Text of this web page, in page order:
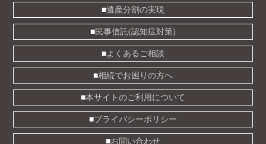
遺産分割の実現
民事信託(認知症対策)
よくあるご相談
相続でお困りの方へ
本サイトのご利用について
プライバシーポリシー
お問い合わせ